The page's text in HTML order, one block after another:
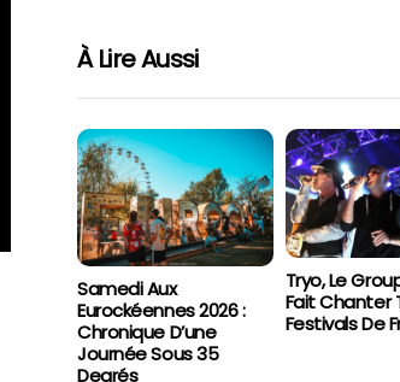
À Lire Aussi
Samedi Aux
Eurockéennes 2026 :
Chronique D’une
Journée Sous 35
Degrés
Tryo, Le
Fait Chanter
Festivals De